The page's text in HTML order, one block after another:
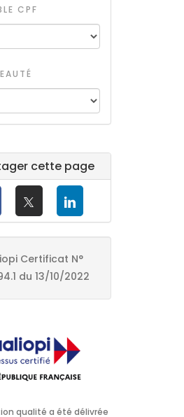
CPF
cette page
Certificat N°
du 13/10/2022
qualité a été délivrée